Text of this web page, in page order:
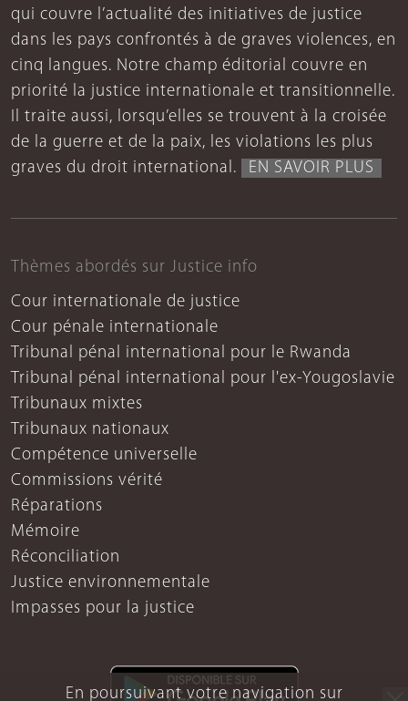
En poursuivant votre navigation sur
qui couvre l’actualité des initiatives de justice
dans les pays confrontés à de graves violences, en
cinq langues. Notre champ éditorial couvre en
priorité la justice internationale et transitionnelle.
Il traite aussi, lorsqu’elles se trouvent à la croisée
de la guerre et de la paix, les violations les plus
graves du droit international.
EN SAVOIR PLUS
Thèmes abordés sur Justice info
Cour internationale de justice
Cour pénale internationale
Tribunal pénal international pour le Rwanda
Tribunal pénal international pour l'ex-Yougoslavie
Tribunaux mixtes
Tribunaux nationaux
Compétence universelle
Commissions vérité
Réparations
Mémoire
Réconciliation
Justice environnementale
Impasses pour la justice